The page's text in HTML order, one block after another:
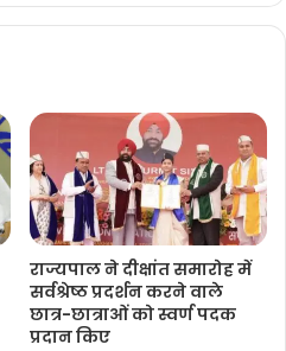
राज्यपाल ने दीक्षांत समारोह में
सर्वश्रेष्ठ प्रदर्शन करने वाले
छात्र-छात्राओं को स्वर्ण पदक
प्रदान किए